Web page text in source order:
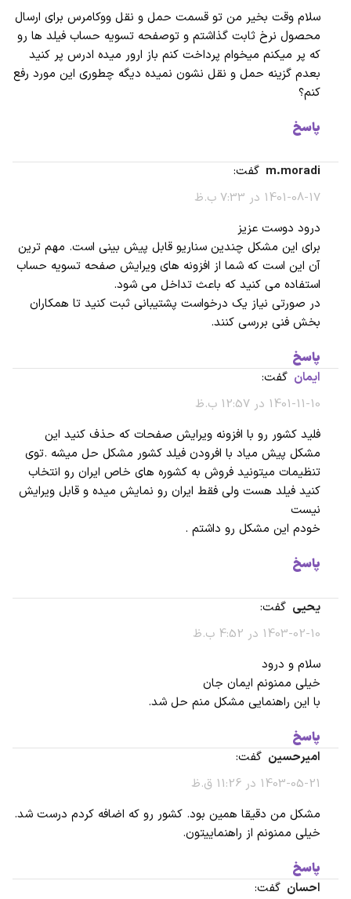
سلام وقت بخیر من تو قسمت حمل و نقل ووکامرس برای ارسال
محصول نرخ ثابت گذاشتم و توصفحه تسویه حساب فیلد ها رو
که پر میکنم میخوام پرداخت کنم باز ارور میده ادرس پر کنید
بعدم گزینه حمل و نقل نشون نمیده دیگه چطوری این مورد رفع
کنم؟
پاسخ
m.moradi
گفت:
1401-08-17 در 7:33 ب.ظ
درود دوست عزیز
برای این مشکل چندین سناریو قابل پیش بینی است. مهم ترین
آن این است که شما از افزونه های ویرایش صفحه تسویه حساب
استفاده می کنید که باعث تداخل می شود.
در صورتی نیاز یک درخواست پشتیبانی ثبت کنید تا همکاران
بخش فنی بررسی کنند.
پاسخ
ایمان گفت:
1401-11-10 در 12:57 ب.ظ
فلید کشور رو با افزونه ویرایش صفحات که حذف کنید این
مشکل پیش میاد با افرودن فیلد کشور مشکل حل میشه .توی
تنظیمات میتونید فروش به کشوره های خاص ایران رو انتخاب
کنید فیلد هست ولی فقط ایران رو نمایش میده و قابل ویرایش
نیست
خودم این مشکل رو داشتم .
پاسخ
یحیی گفت:
1403-02-10 در 4:52 ب.ظ
سلام و درود
خیلی ممنونم ایمان جان
با این راهنمایی مشکل منم حل شد.
پاسخ
امیرحسین گفت:
1403-05-21 در 11:26 ق.ظ
مشکل من دقیقا همین بود. کشور رو که اضافه کردم درست شد.
خیلی ممنونم از راهنماییتون.
پاسخ
احسان گفت: